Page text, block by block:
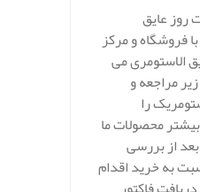
عایق
فروشگاه و مرکز
الاستومری می
مراجعه و
را
محصولات ما
از بررسی
به خرید اقدام